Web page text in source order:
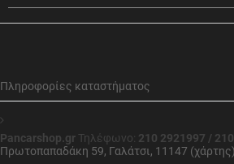
Πληροφορίες καταστήματος
Pancarshop.gr Τηλέφωνο: 210 2921997 /
Πρωτοπαπαδάκη 59, Γαλάτσι, 11147 (χάρτης)